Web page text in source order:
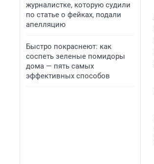
журналистке, которую судили
по статье о фейках, подали
апелляцию
Быстро покраснеют: как
соспеть зеленые помидоры
дома — пять самых
эффективных способов